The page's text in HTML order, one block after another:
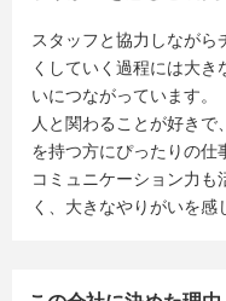
スタッフと協力しながら
くしていく過程には大
いにつながっています。
人と関わることが好き
を持つ方にぴったりの仕
コミュニケーション力も
く、大きなやりがいを感